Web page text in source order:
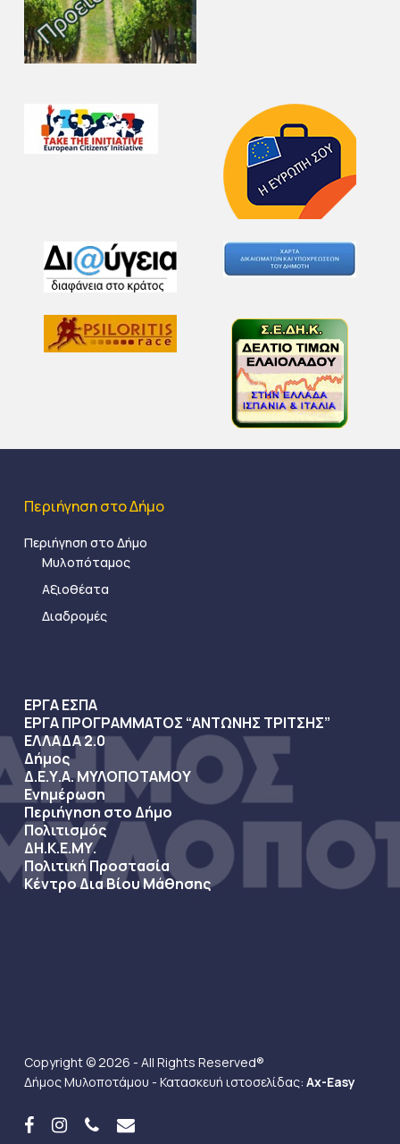
Περιήγηση στο Δήμο
Περιήγηση στο Δήμο
Μυλοπόταμος
Αξιοθέατα
Διαδρομές
ΕΡΓΑ ΕΣΠΑ
ΕΡΓΑ ΠΡΟΓΡΑΜΜΑΤΟΣ “ΑΝΤΩΝΗΣ ΤΡΙΤΣΗΣ”
ΕΛΛΑΔΑ 2.0
Δήμος
Δ.Ε.Υ.Α. ΜΥΛΟΠΟΤΑΜΟΥ
Ενημέρωση
Περιήγηση στο Δήμο
Πολιτισμός
ΔΗ.Κ.Ε.ΜΥ.
Πολιτική Προστασία
Κέντρο Δια Βίου Μάθησης
Copyright © 2026 - All Rights Reserved®
Δήμος Μυλοποτάμου - Κατασκευή ιστοσελίδας: Ax-Easy
facebookinstagramphoneemail